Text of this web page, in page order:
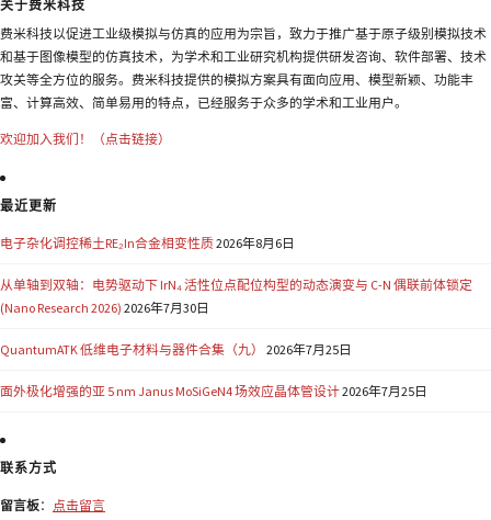
关于费米科技
费米科技以促进工业级模拟与仿真的应用为宗旨，致力于推广基于原子级别模拟技术
和基于图像模型的仿真技术，为学术和工业研究机构提供研发咨询、软件部署、技术
攻关等全方位的服务。费米科技提供的模拟方案具有面向应用、模型新颖、功能丰
富、计算高效、简单易用的特点，已经服务于众多的学术和工业用户。
欢迎加入我们！（点击链接）
最近更新
电子杂化调控稀土RE₂In合金相变性质2026年8月6日
从单轴到双轴：电势驱动下 IrN₄ 活性位点配位构型的动态演变与 C-N 偶联前体锁定
(Nano Research 2026) 2026年7月30日
QuantumATK 低维电子材料与器件合集（九） 2026年7月25日
面外极化增强的亚 5 nm Janus MoSiGeN4 场效应晶体管设计2026年7月25日
联系方式
留言板： 点击留言